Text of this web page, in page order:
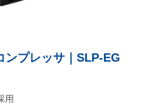
ンプレッサ｜SLP-EG
用